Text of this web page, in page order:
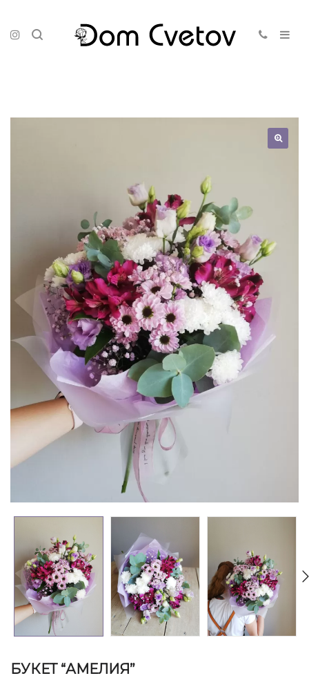
БУКЕТ “АМЕЛИЯ”